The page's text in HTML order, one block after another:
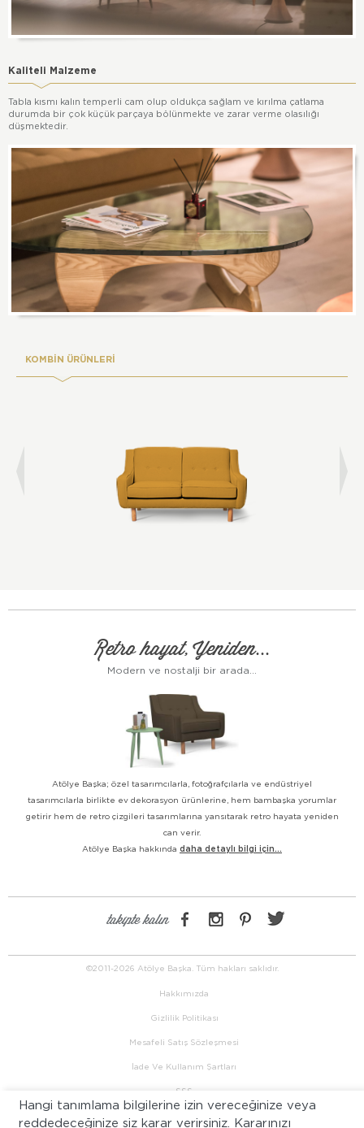
Kaliteli Malzeme
Tabla kısmı kalın temperli cam olup oldukça sağlam ve kırılma çatlama
durumda bir çok küçük parçaya bölünmekte ve zarar verme olasılığı
düşmektedir.
KOMBİN ÜRÜNLERİ
Retro hayat, Yeniden...
Modern ve nostalji bir arada...
Atölye Başka; özel tasarımcılarla, fotoğrafçılarla ve endüstriyel
tasarımcılarla birlikte ev dekorasyon ürünlerine, hem bambaşka yorumlar
getirir hem de retro çizgileri tasarımlarına yansıtarak retro hayata yeniden
can verir.
Atölye Başka hakkında daha detaylı bilgi için...
takipte kalın
©2011-2026 Atölye Başka. Tüm hakları saklıdır.
Hakkımızda
Gizlilik Politikası
Mesafeli Satış Sözleşmesi
İade Ve Kullanım Şartları
SSS
Hangi tanımlama bilgilerine izin vereceğinize veya
reddedeceğinize siz karar verirsiniz. Kararınızı